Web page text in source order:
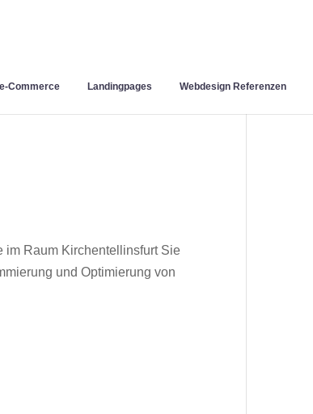
e-Commerce Landingpages Webdesign Referenzen
im Raum Kirchentellinsfurt Sie
und Optimierung von